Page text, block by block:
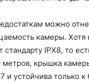
можно
камеры. Хотя
стандарту IPX8, то
метров, крышка
и устойчива только